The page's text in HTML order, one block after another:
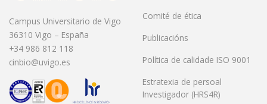
Campus Universitario de Vigo
36310 Vigo – España
+34 986 812 118
cinbio@uvigo.es
Comité de ética
Publicacións
Política de calidade ISO 9001
Estratexia de persoal
Investigador (HRS4R)